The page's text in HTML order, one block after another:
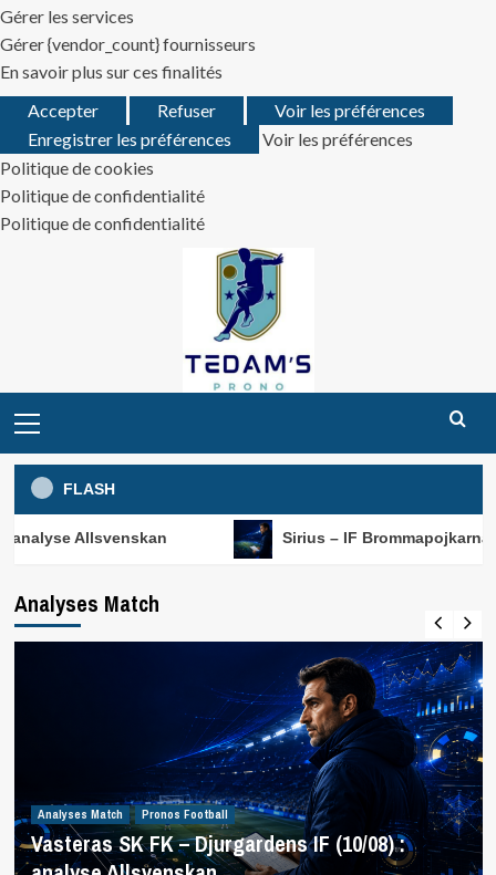
Gérer les services
Gérer {vendor_count} fournisseurs
En savoir plus sur ces finalités
Accepter
Refuser
Voir les préférences
Enregistrer les préférences
Voir les préférences
Politique de cookies
Politique de confidentialité
Politique de confidentialité
Menu
FLASH
Sirius – IF Brommapojkarna (10/08) :
Analyses Match
Analyses Match Pronos Football
Vasteras SK FK – Djurgardens IF (10/08) :